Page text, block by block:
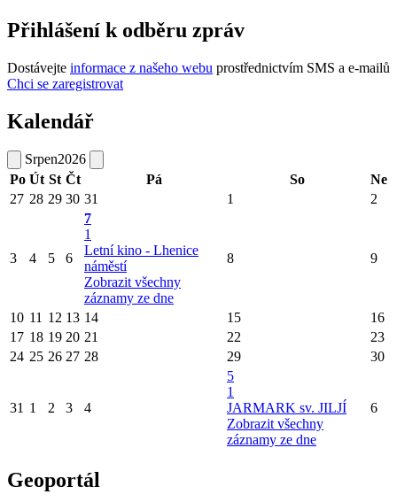
Přihlášení k odběru zpráv
Dostávejte informace z našeho webu prostřednictvím SMS a e-mailů
Chci se zaregistrovat
Kalendář
Srpen2026
Po Út St Čt Pá So
Ne
27 28 29 30 31 1 2
3 4 5 6
7
1
Letní kino - Lhenice
náměstí
Zobrazit všechny
záznamy ze dne
8 9
10 11 12 13 14 15
16
17 18 19 20 21 22
23
24 25 26 27 28 29 30
31 1 2 3 4
5
1
JARMARK sv. JILJÍ
Zobrazit všechny
záznamy ze dne
6
Geoportál